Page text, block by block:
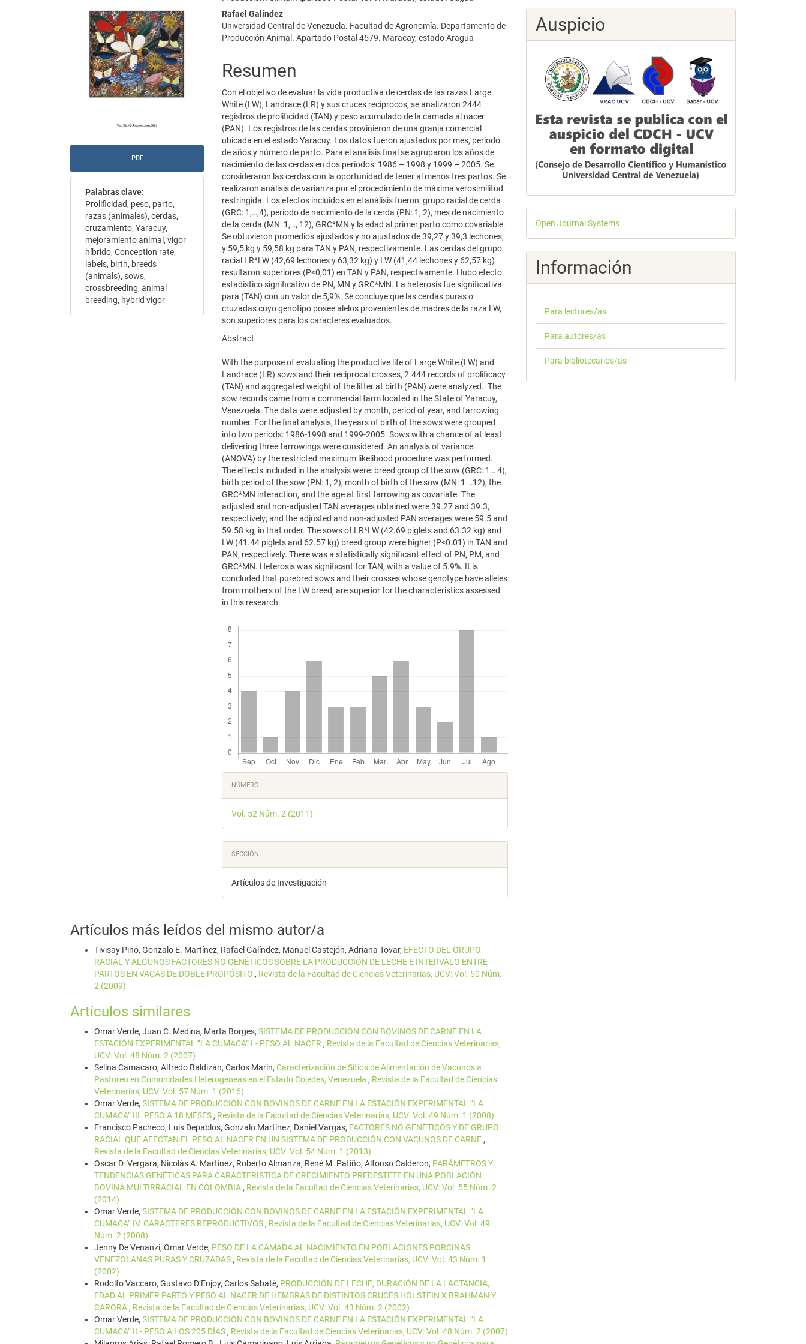
del
artículo
PDF
Palabras clave:
Prolificidad, peso, parto,
razas (animales), cerdas,
cruzamiento, Yaracuy,
mejoramiento animal, vigor
híbrido, Conception rate,
labels, birth, breeds
(animals), sows,
crossbreeding, animal
breeding, hybrid vigor
del
artículo
Rafael Galíndez
Universidad Central de Venezuela. Facultad de Agronomía. Departamento de
Producción Animal. Apartado Postal 4579. Maracay, estado Aragua
Resumen
Con el objetivo de evaluar la vida productiva de cerdas de las razas Large
White (LW), Landrace (LR) y sus cruces recíprocos, se analizaron 2444
registros de prolificidad (TAN) y peso acumulado de la camada al nacer
(PAN). Los registros de las cerdas provinieron de una granja comercial
ubicada en el estado Yaracuy. Los datos fueron ajustados por mes, período
de años y número de parto. Para el análisis final se agruparon los años de
nacimiento de las cerdas en dos períodos: 1986 – 1998 y 1999 – 2005. Se
consideraron las cerdas con la oportunidad de tener al menos tres partos. Se
realizaron análisis de varianza por el procedimiento de máxima verosimilitud
restringida. Los efectos incluidos en el análisis fueron: grupo racial de cerda
(GRC: 1,…,4), período de nacimiento de la cerda (PN: 1, 2), mes de nacimiento
de la cerda (MN: 1,…, 12), GRC*MN y la edad al primer parto como covariable.
Se obtuvieron promedios ajustados y no ajustados de 39,27 y 39,3 lechones;
y 59,5 kg y 59,58 kg para TAN y PAN, respectivamente. Las cerdas del grupo
racial LR*LW (42,69 lechones y 63,32 kg) y LW (41,44 lechones y 62,57 kg)
resultaron superiores (P<0,01) en TAN y PAN, respectivamente. Hubo efecto
estadístico significativo de PN, MN y GRC*MN. La heterosis fue significativa
para (TAN) con un valor de 5,9%. Se concluye que las cerdas puras o
cruzadas cuyo genotipo posee alelos provenientes de madres de la raza LW,
son superiores para los caracteres evaluados.
Abstract
With the purpose of evaluating the productive life of Large White (LW) and
Landrace (LR) sows and their reciprocal crosses, 2.444 records of prolificacy
(TAN) and aggregated weight of the litter at birth (PAN) were analyzed. The
sow records came from a commercial farm located in the State of Yaracuy,
Venezuela. The data were adjusted by month, period of year, and farrowing
number. For the final analysis, the years of birth of the sows were grouped
into two periods: 1986-1998 and 1999-2005. Sows with a chance of at least
delivering three farrowings were considered. An analysis of variance
(ANOVA) by the restricted maximum likelihood procedure was performed.
The effects included in the analysis were: breed group of the sow (GRC: 1… 4),
birth period of the sow (PN: 1, 2), month of birth of the sow (MN: 1 …12), the
GRC*MN interaction, and the age at first farrowing as covariate. The
adjusted and non-adjusted TAN averages obtained were 39.27 and 39.3,
respectively; and the adjusted and non-adjusted PAN averages were 59.5 and
59.58 kg, in that order. The sows of LR*LW (42.69 piglets and 63.32 kg) and
LW (41.44 piglets and 62.57 kg) breed group were higher (P<0.01) in TAN and
PAN, respectively. There was a statistically significant effect of PN, PM, and
GRC*MN. Heterosis was significant for TAN, with a value of 5.9%. It is
concluded that purebred sows and their crosses whose genotype have alleles
from mothers of the LW breed, are superior for the characteristics assessed
in this research.
Detalles
del
artículo
NÚMERO
Vol. 52 Núm. 2 (2011)
SECCIÓN
Artículos de Investigación
Artículos más leídos del mismo autor/a
Tivisay Pino, Gonzalo E. Martínez, Rafael Galíndez, Manuel Castejón, Adriana Tovar, EFECTO DEL GRUPO
RACIAL Y ALGUNOS FACTORES NO GENÉTICOS SOBRE LA PRODUCCIÓN DE LECHE E INTERVALO ENTRE
PARTOS EN VACAS DE DOBLE PROPÓSITO , Revista de la Facultad de Ciencias Veterinarias, UCV: Vol. 50 Núm.
2 (2009)
Artículos similares
Omar Verde, Juan C. Medina, Marta Borges, SISTEMA DE PRODUCCIÓN CON BOVINOS DE CARNE EN LA
ESTACIÓN EXPERIMENTAL “LA CUMACA” I.- PESO AL NACER , Revista de la Facultad de Ciencias Veterinarias,
UCV: Vol. 48 Núm. 2 (2007)
Selina Camacaro, Alfredo Baldizán, Carlos Marín, Caracterización de Sitios de Alimentación de Vacunos a
Pastoreo en Comunidades Heterogéneas en el Estado Cojedes, Venezuela , Revista de la Facultad de Ciencias
Veterinarias, UCV: Vol. 57 Núm. 1 (2016)
Omar Verde, SISTEMA DE PRODUCCIÓN CON BOVINOS DE CARNE EN LA ESTACIÓN EXPERIMENTAL “LA
CUMACA” III. PESO A 18 MESES , Revista de la Facultad de Ciencias Veterinarias, UCV: Vol. 49 Núm. 1 (2008)
Francisco Pacheco, Luis Depablos, Gonzalo Martínez, Daniel Vargas, FACTORES NO GENÉTICOS Y DE GRUPO
RACIAL QUE AFECTAN EL PESO AL NACER EN UN SISTEMA DE PRODUCCIÓN CON VACUNOS DE CARNE ,
Revista de la Facultad de Ciencias Veterinarias, UCV: Vol. 54 Núm. 1 (2013)
Oscar D. Vergara, Nicolás A. Martínez, Roberto Almanza, René M. Patiño, Alfonso Calderon, PARÁMETROS Y
TENDENCIAS GENÉTICAS PARA CARACTERÍSTICA DE CRECIMIENTO PREDESTETE EN UNA POBLACIÓN
BOVINA MULTIRRACIAL EN COLOMBIA , Revista de la Facultad de Ciencias Veterinarias, UCV: Vol. 55 Núm. 2
(2014)
Omar Verde, SISTEMA DE PRODUCCIÓN CON BOVINOS DE CARNE EN LA ESTACIÓN EXPERIMENTAL “LA
CUMACA” IV. CARACTERES REPRODUCTIVOS , Revista de la Facultad de Ciencias Veterinarias, UCV: Vol. 49
Núm. 2 (2008)
Jenny De Venanzi, Omar Verde, PESO DE LA CAMADA AL NACIMIENTO EN POBLACIONES PORCINAS
VENEZOLANAS PURAS Y CRUZADAS , Revista de la Facultad de Ciencias Veterinarias, UCV: Vol. 43 Núm. 1
(2002)
Rodolfo Vaccaro, Gustavo D’Enjoy, Carlos Sabaté, PRODUCCIÓN DE LECHE, DURACIÓN DE LA LACTANCIA,
EDAD AL PRIMER PARTO Y PESO AL NACER DE HEMBRAS DE DISTINTOS CRUCES HOLSTEIN X BRAHMAN Y
CARORA , Revista de la Facultad de Ciencias Veterinarias, UCV: Vol. 43 Núm. 2 (2002)
Omar Verde, SISTEMA DE PRODUCCIÓN CON BOVINOS DE CARNE EN LA ESTACIÓN EXPERIMENTAL “LA
CUMACA” II.- PESO A LOS 205 DÍAS , Revista de la Facultad de Ciencias Veterinarias, UCV: Vol. 48 Núm. 2 (2007)
Auspicio
Desarrollado
por
Open Journal Systems
Información
Para lectores/as
Para autores/as
Para bibliotecarios/as